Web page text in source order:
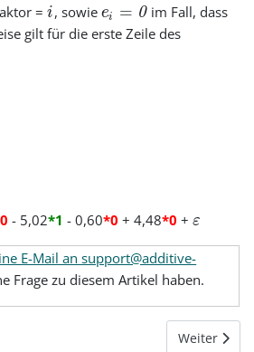
=i, sowie ei = 0 im Fall, dass
gilt für die erste Zeile des
- 5,02*1 - 0,60*0 + 4,48*0 +ε
E-Mail an support@additive-
Frage zu diesem Artikel haben.
22 - Zuverlässigkeit/Lebensdauer
Nächster
Weiter